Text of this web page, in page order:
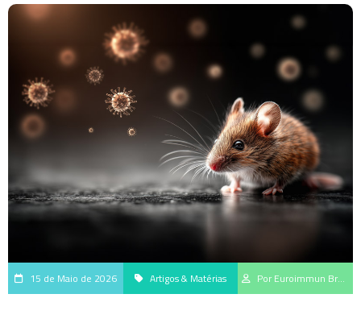
15 de Maio de 2026 Artigos & Matérias Por Euroimmun Brasil